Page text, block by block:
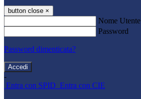
button close ×
Nome Utente
Password
Password dimenticata?
-
Entra con SPID Entra con CIE